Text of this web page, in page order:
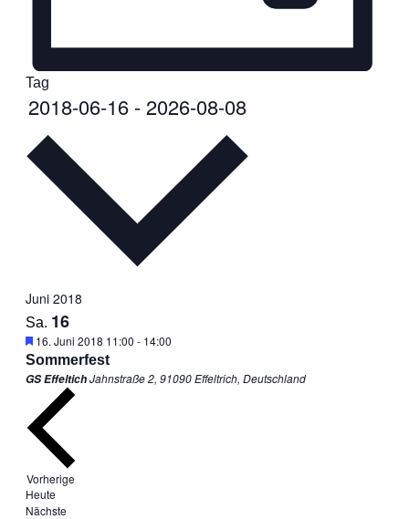
Tag
2018-06-16 - 2026-08-08
Juni 2018
Sa. 16
Empfohlen
16. Juni 2018 11:00 - 14:00
Sommerfest
GS EffeltichJahnstraße 2, 91090 Effeltrich, Deutschland
Vorherige
Heute
NächsteVeranstaltungen